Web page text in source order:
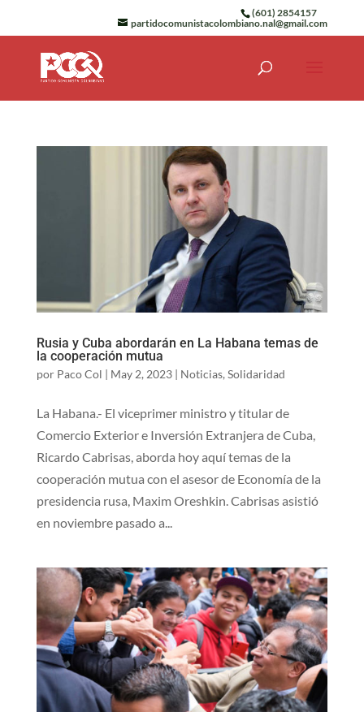
(601) 2854157
partidocomunistacolombiano.nal@gmail.com
Rusia y Cuba abordarán en La Habana temas de
la cooperación mutua
por Paco Col | May 2, 2023| Noticias, Solidaridad
La Habana.- El viceprimer ministro y titular de
Comercio Exterior e Inversión Extranjera de Cuba,
Ricardo Cabrisas, aborda hoy aquí temas de la
cooperación mutua con el asesor de Economía de la
presidencia rusa, Maxim Oreshkin. Cabrisas asistió
en noviembre pasado a...